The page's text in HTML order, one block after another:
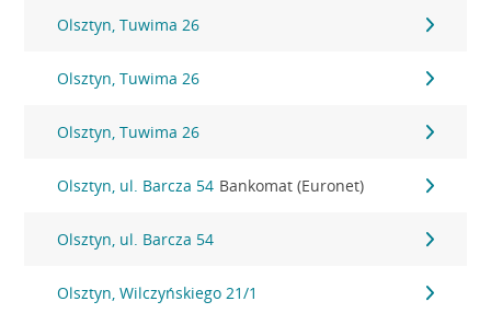
Olsztyn, Tuwima 26
Olsztyn, Tuwima 26
Olsztyn, Tuwima 26
Olsztyn, ul. Barcza 54 Bankomat (Euronet)
Olsztyn, ul. Barcza 54
Olsztyn, Wilczyńskiego 21/1